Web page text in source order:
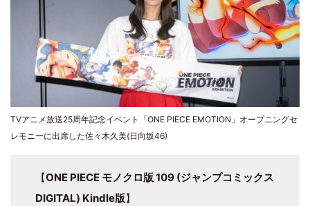
TVアニメ放送25周年記念イベント「ONE PIECE EMOTION」オープニングセ
レモニーに出席した佐々木久美(日向坂46)
【ONE PIECE モノクロ版 109 (ジャンプコミックス
DIGITAL) Kindle版】